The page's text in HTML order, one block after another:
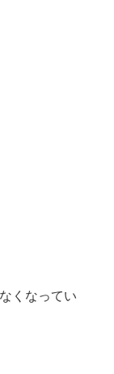
くなってい